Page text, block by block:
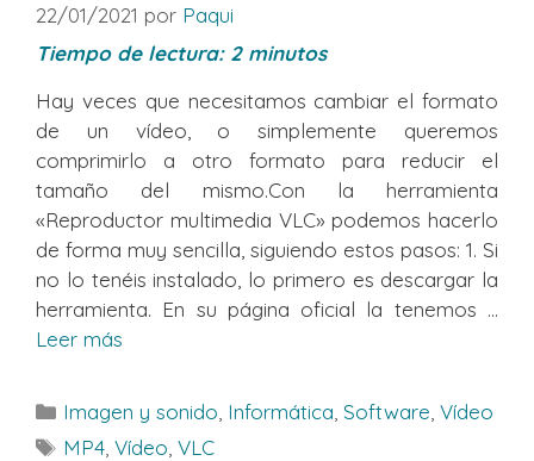
22/01/2021 por Paqui
Tiempo de lectura: 2 minutos
Hay veces que necesitamos cambiar el formato
de un vídeo, o simplemente queremos
comprimirlo a otro formato para reducir el
tamaño del mismo.Con la herramienta
«Reproductor multimedia VLC» podemos hacerlo
de forma muy sencilla, siguiendo estos pasos: 1. Si
no lo tenéis instalado, lo primero es descargar la
herramienta. En su página oficial la tenemos ...
Leer más
Categorías
Imagen y sonido Informática Software ,Vídeo
Etiquetas
MP4 ,Vídeo ,VLC